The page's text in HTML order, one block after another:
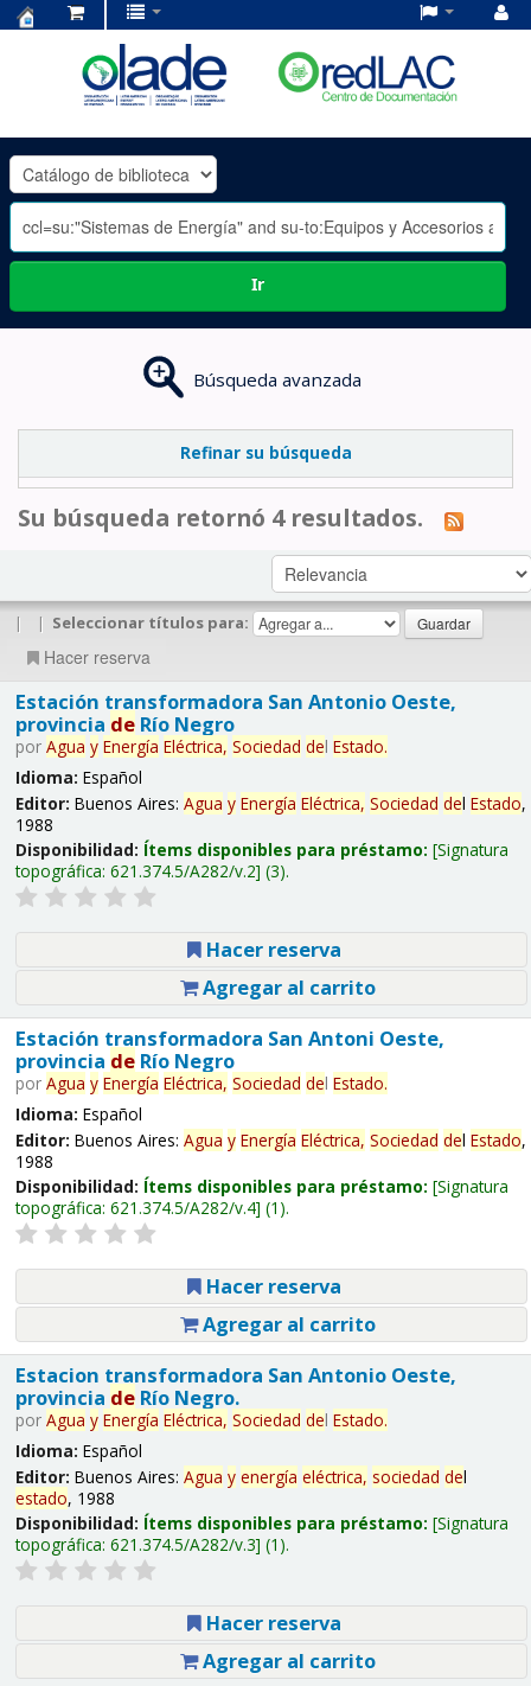
OLADE
-
Ir
Búsqueda avanzada
Refinar su búsqueda
Su búsqueda retornó 4 resultados.
| | Seleccionar títulos para:
Hacer reserva
Estación transformadora San Antonio Oeste,
provincia deRío Negro
por Agua y Energía Eléctrica, Sociedad del Estado.
Idioma: Español
Editor: Buenos Aires: Agua y Energía Eléctrica, Sociedad del Estado,
1988
Disponibilidad: Ítems disponibles para préstamo: Signatura
topográfica: 621.374.5/A282/v.2 (3).
Hacer reserva
Agregar al carrito
Estación transformadora San Antoni Oeste,
provincia deRío Negro
por Agua y Energía Eléctrica, Sociedad del Estado.
Idioma: Español
Editor: Buenos Aires: Agua y Energía Eléctrica, Sociedad del Estado,
1988
Disponibilidad: Ítems disponibles para préstamo: Signatura
topográfica: 621.374.5/A282/v.4 (1).
Hacer reserva
Agregar al carrito
Estacion transformadora San Antonio Oeste,
provincia deRío Negro.
por Agua y Energía Eléctrica, Sociedad del Estado.
Idioma: Español
Editor: Buenos Aires: Agua y energía eléctrica, sociedad del
estado, 1988
Disponibilidad: Ítems disponibles para préstamo: Signatura
topográfica: 621.374.5/A282/v.3 (1).
Hacer reserva
Agregar al carrito